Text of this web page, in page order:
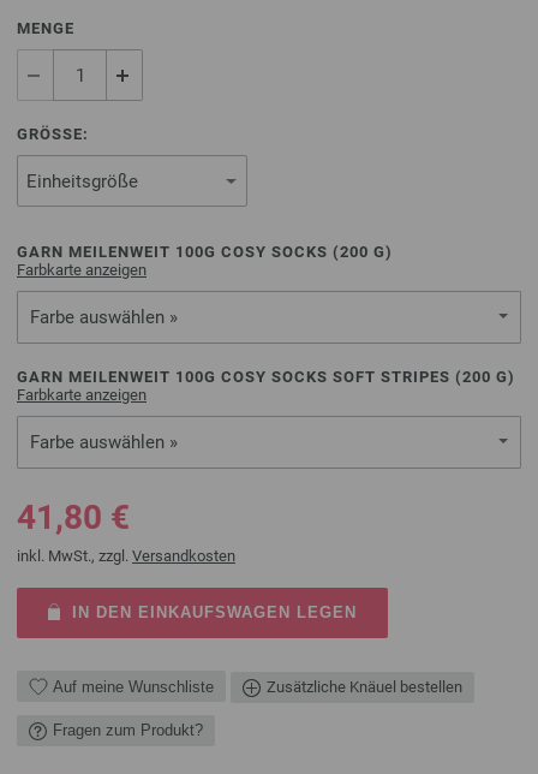
MENGE
GRÖSSE:
GARN MEILENWEIT 100G COSY SOCKS (200 G)
Farbkarte anzeigen
Farbe auswählen »
GARN MEILENWEIT 100G COSY SOCKS SOFT STRIPES (200 G)
Farbkarte anzeigen
Farbe auswählen »
41,80 €
inkl. MwSt., zzgl. Versandkosten
IN DEN EINKAUFSWAGEN LEGEN
Auf meine Wunschliste Zusätzliche Knäuel bestellen
Fragen zum Produkt?